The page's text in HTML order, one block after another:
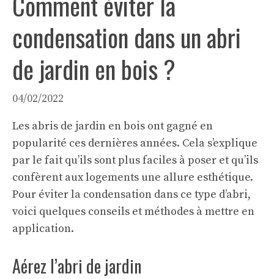
condensation dans un abri
de jardin en bois ?
04/02/2022
Les abris de jardin en bois ont gagné en
popularité ces dernières années. Cela s’explique
par le fait qu’ils sont plus faciles à poser et qu’ils
confèrent aux logements une allure esthétique.
Pour éviter la condensation dans ce type d’abri,
voici quelques conseils et méthodes à mettre en
application.
Aérez l’abri de jardin